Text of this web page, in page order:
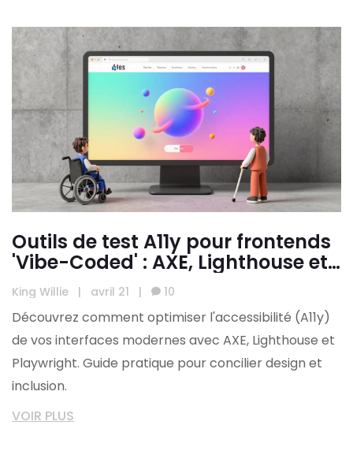
Outils de test A11y pour frontends
'Vibe-Coded' : AXE, Lighthouse et
Playwright
King Willie | avril 21 | 10
Découvrez comment optimiser l'accessibilité (A11y)
de vos interfaces modernes avec AXE, Lighthouse et
Playwright. Guide pratique pour concilier design et
inclusion.
VOIR PLUS